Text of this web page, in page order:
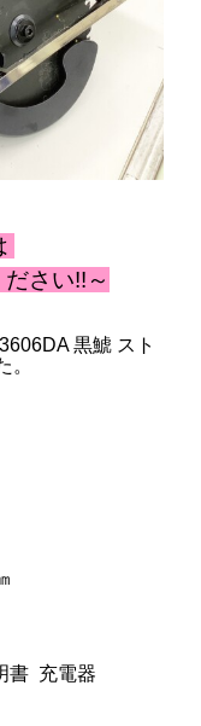
さい!!～
黒鯱 スト
。
書 充電器